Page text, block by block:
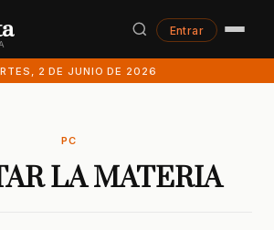
Entrar
2 DE JUNIO DE 2026
PC
LA MATERIA